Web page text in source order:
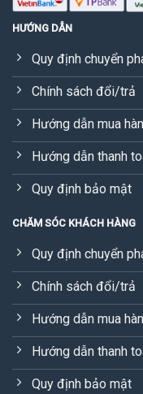
HƯỚNG DẪN
Quy định chuyển
Chính sách đổi/trả
Hướng dẫn mua
Hướng dẫn thanh
Quy định bảo mật
CHĂM SÓC KHÁCH HÀNG
Quy định chuyển
Chính sách đổi/trả
Hướng dẫn mua
Hướng dẫn thanh
Quy định bảo mật